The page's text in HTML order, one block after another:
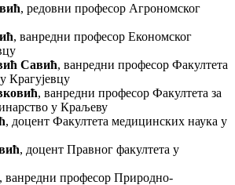
, редовни професор Агрономског
, ванредни професор Економског
Савић, ванредни професор Факултета
Крагујевцу
, ванредни професор Факултета за
у Краљеву
, доцент Факултета медицинских наука у
, доцент Правног факултета у
, ванредни професор Природно-